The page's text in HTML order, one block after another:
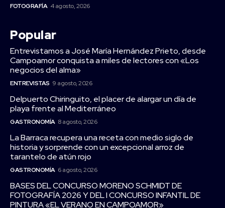
FOTOGRAFÍA 4 agosto, 2026
Popular
Entrevistamos a José María Hernández Prieto, desde
Campoamor conquista a miles de lectores con «Los
negocios del alma»
ENTREVISTAS 9 agosto, 2026
Delpuerto Chiringuito, el placer de alargar un día de
playa frente al Mediterráneo
GASTRONOMÍA 8 agosto, 2026
La Barraca recupera una receta con medio siglo de
historia y sorprende con un excepcional arroz de
tarantelo de atún rojo
GASTRONOMÍA 6 agosto, 2026
BASES DEL CONCURSO MORENO SCHMIDT DE
FOTOGRAFÍA 2026 Y DEL I CONCURSO INFANTIL DE
PINTURA «EL VERANO EN CAMPOAMOR»